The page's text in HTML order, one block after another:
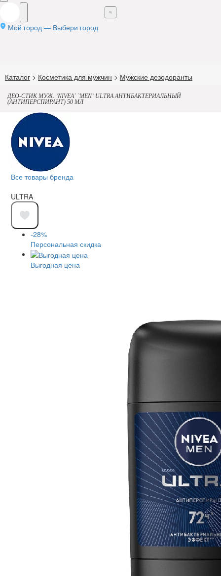
Мой город — Выбери город
Каталог > Косметика для мужчин > Мужские дезодоранты
ДЕО-СТИК МУЖ. `NIVEA` `MEN` ULTRA АНТИБАКТЕРИАЛЬНЫЙ
(АНТИПЕРСПИРАНТ) 50 МЛ
Все товары бренда
ULTRA
-28%
Персональная скидка
Выгодная цена